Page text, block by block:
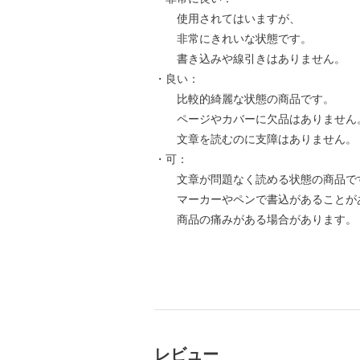
使用されてはいますが、
非常にきれいな状態です。
書き込みや線引きはありません。
・良い：
比較的綺麗な状態の商品です。
ページやカバーに欠品はありません
文章を読むのに支障はありません。
・可：
文章が問題なく読める状態の商品で
マーカーやペンで書込があることが
商品の痛みがある場合があります。
レビュー